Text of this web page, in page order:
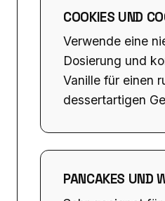
COOKIES UND
Verwende eine
Dosierung und
Vanille für einen
dessertartigen
PANCAKES UND